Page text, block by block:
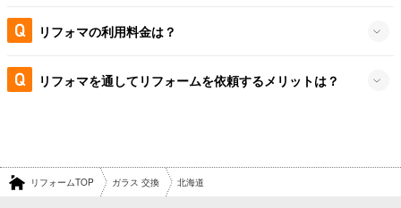
リフォマの利用料金は？
リフォマを通してリフォームを依頼するメリットは？
リフォームTOP ガラス 交換 北海道